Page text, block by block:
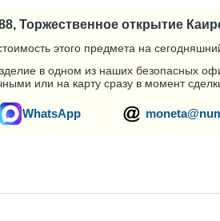
Торжественное открытие
этого предмета на
в одном из наших безопасных
или на карту сразу в момент
WhatsApp